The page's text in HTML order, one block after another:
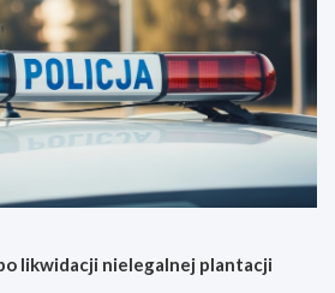
likwidacji nielegalnej plantacji